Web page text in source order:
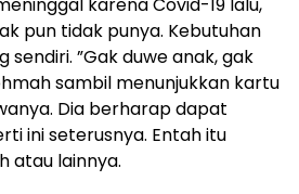
pun tidak punya. Kebutuhan
sendiri. ”Gak duwe anak, gak
sambil menunjukkan kartu
Dia berharap dapat
ini seterusnya. Entah itu
atau lainnya.